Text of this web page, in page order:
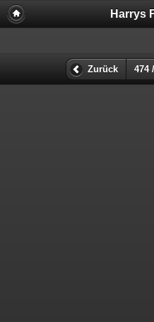
Harrys
Zurück 474